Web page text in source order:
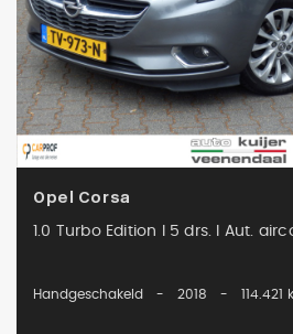
Opel Corsa
1.0 Turbo Edition I 5 drs. I Aut.
Handgeschakeld - 2018 - 114.421